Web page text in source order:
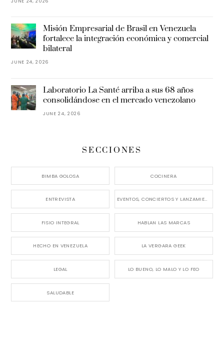
Misión Empresarial de Brasil en Venezuela
fortalece la integración económica y comercial
bilateral
JUNE 24, 2026
Laboratorio La Santé arriba a sus 68 años
consolidándose en el mercado venezolano
JUNE 24, 2026
SECCIONES
BIMBA GOLOSA COCINERA
ENTREVISTA EVENTOS, CONCIERTOS Y LANZAMIENTOS
FISIO INTEGRAL HABLAN LAS MARCAS
HECHO EN VENEZUELA LA VERGARA GEEK
LEGAL LO BUENO, LO MALO Y LO FEO
SALUDABLE